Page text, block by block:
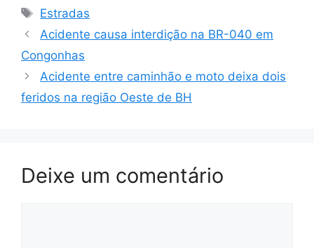
Tags
Estradas
Acidente causa interdição na BR-040 em
Congonhas
Acidente entre caminhão e moto deixa dois
feridos na região Oeste de BH
Deixe um comentário